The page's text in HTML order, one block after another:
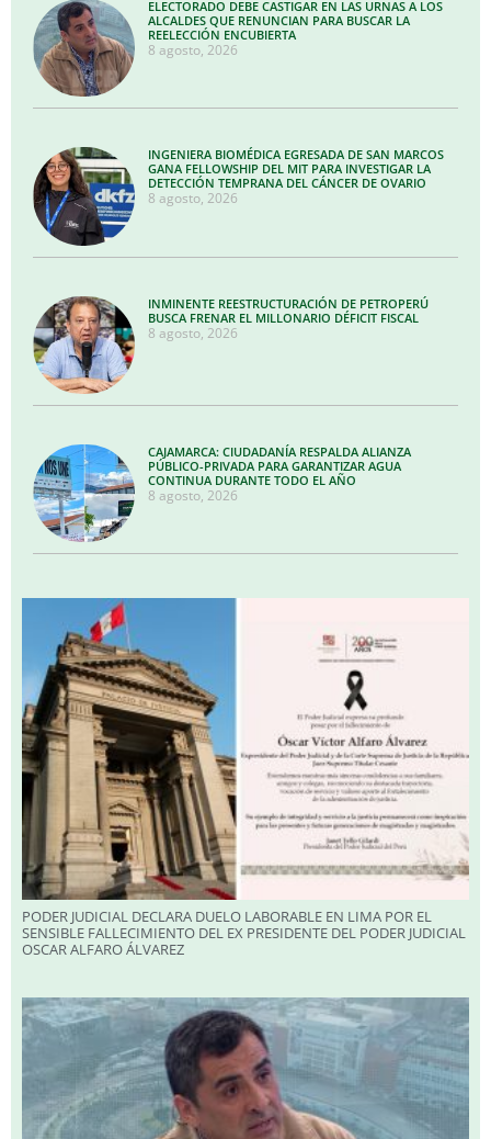
ELECTORADO DEBE CASTIGAR EN LAS URNAS A LOS
ALCALDES QUE RENUNCIAN PARA BUSCAR LA
REELECCIÓN ENCUBIERTA
8 agosto, 2026
INGENIERA BIOMÉDICA EGRESADA DE SAN MARCOS
GANA FELLOWSHIP DEL MIT PARA INVESTIGAR LA
DETECCIÓN TEMPRANA DEL CÁNCER DE OVARIO
8 agosto, 2026
INMINENTE REESTRUCTURACIÓN DE PETROPERÚ
BUSCA FRENAR EL MILLONARIO DÉFICIT FISCAL
8 agosto, 2026
CAJAMARCA: CIUDADANÍA RESPALDA ALIANZA
PÚBLICO-PRIVADA PARA GARANTIZAR AGUA
CONTINUA DURANTE TODO EL AÑO
8 agosto, 2026
PODER JUDICIAL DECLARA DUELO LABORABLE EN LIMA POR EL
SENSIBLE FALLECIMIENTO DEL EX PRESIDENTE DEL PODER JUDICIAL
OSCAR ALFARO ÁLVAREZ